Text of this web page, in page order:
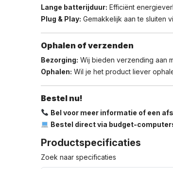
Lange batterijduur: Efficiënt
Plug & Play: Gemakkelijk aan te sluiten
Ophalen of verzenden
Bezorging: Wij bieden verzending aan
Ophalen: Wil je het product liever
Bestel nu!
Bel voor meer informatie of een
Bestel direct via budget-
Productspecificaties
Zoek naar specificaties